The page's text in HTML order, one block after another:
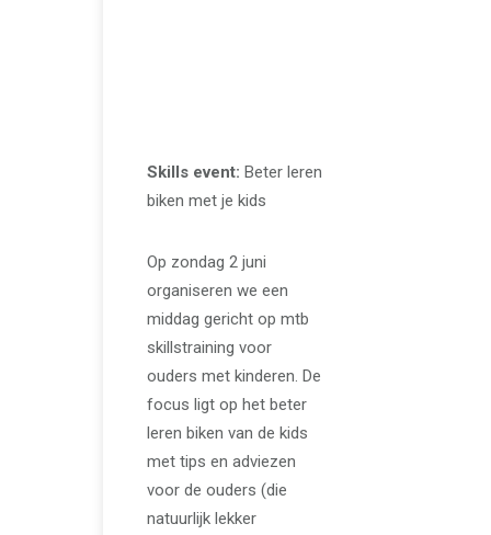
Skills event: Beter leren
biken met je kids
Op zondag 2 juni
organiseren we een
middag gericht op mtb
skillstraining voor
ouders met kinderen. De
focus ligt op het beter
leren biken van de kids
met tips en adviezen
voor de ouders (die
natuurlijk lekker